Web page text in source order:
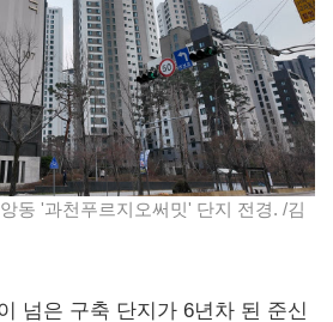
동 '과천푸르지오써밋' 단지 전경. /김
넘은 구축 단지가 6년차 된 준신